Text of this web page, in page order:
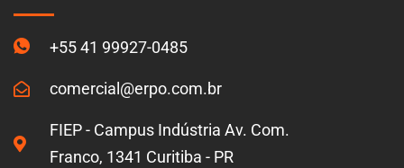
+55 41 99927-0485
comercial@erpo.com.br
FIEP - Campus Indústria Av. Com.
Franco, 1341 Curitiba - PR